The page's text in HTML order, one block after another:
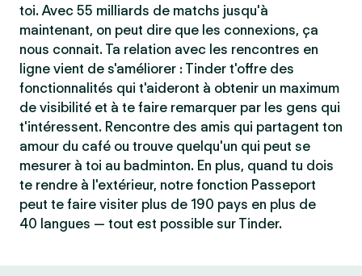
toi. Avec 55 milliards de matchs jusqu'à
maintenant, on peut dire que les connexions, ça
nous connait. Ta relation avec les rencontres en
ligne vient de s'améliorer : Tinder t'offre des
fonctionnalités qui t'aideront à obtenir un maximum
de visibilité et à te faire remarquer par les gens qui
t'intéressent. Rencontre des amis qui partagent ton
amour du café ou trouve quelqu'un qui peut se
mesurer à toi au badminton. En plus, quand tu dois
te rendre à l'extérieur, notre fonction Passeport
peut te faire visiter plus de 190 pays en plus de
40 langues — tout est possible sur Tinder.